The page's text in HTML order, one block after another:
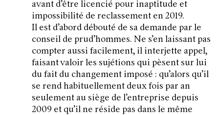
avant d’être licencié pour inaptitude et
impossibilité de reclassement en 2019.
Il est d’abord débouté de sa demande par le
conseil de prud’hommes. Ne s’en laissant pas
compter aussi facilement, il interjette appel,
faisant valoir les sujétions qui pèsent sur lui
du fait du changement imposé : qu’alors qu’il
se rend habituellement deux fois par an
seulement au siège de l’entreprise depuis
2009 et qu’il ne réside pas dans le même